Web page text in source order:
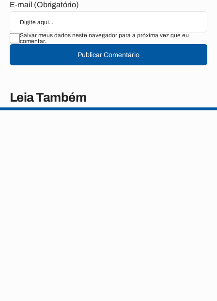
E-mail (Obrigatório)
Salvar meus dados neste navegador para a próxima vez que eu
comentar.
Publicar Comentário
Leia Também